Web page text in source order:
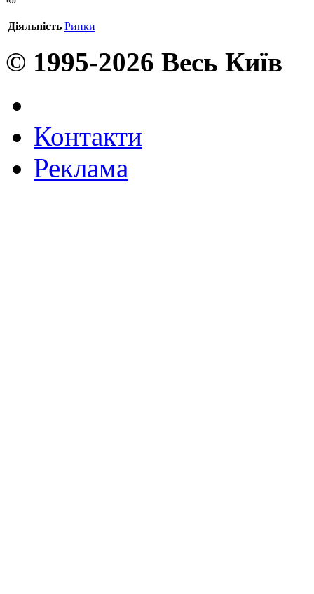
Діяльність Ринки
© 1995-2026 Весь Київ
Контакти
Реклама